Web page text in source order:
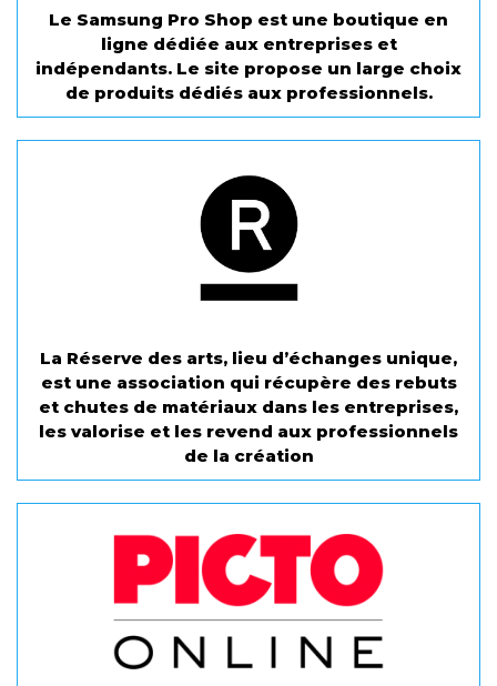
Le Samsung Pro Shop est une boutique en
ligne dédiée aux entreprises et
indépendants. Le site propose un large choix
de produits dédiés aux professionnels.
La Réserve des arts, lieu d’échanges unique,
est une association qui récupère des rebuts
et chutes de matériaux dans les entreprises,
les valorise et les revend aux professionnels
de la création